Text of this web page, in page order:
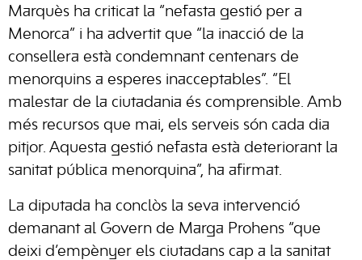
Marquès ha criticat la “nefasta gestió per a
Menorca” i ha advertit que “la inacció de la
consellera està condemnant centenars de
menorquins a esperes inacceptables”. “El
malestar de la ciutadania és comprensible. Amb
més recursos que mai, els serveis són cada dia
pitjor. Aquesta gestió nefasta està deteriorant la
sanitat pública menorquina”, ha afirmat.
La diputada ha conclòs la seva intervenció
demanant al Govern de Marga Prohens “que
deixi d’empènyer els ciutadans cap a la sanitat